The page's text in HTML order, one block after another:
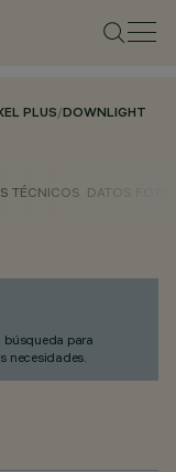
PLUS/DOWNLIGHT
TÉCNICOS DATOS
búsqueda para
necesidades.